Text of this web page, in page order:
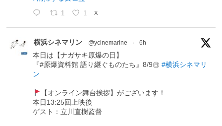
1 1 X
横浜シネマリン @ycinemarine · 6h
本日は【ナガサキ原爆の日】
『#原爆資料館 語り継ぐものたち』8/9㊐#横浜シネマリ
ン
【オンライン舞台挨拶】がございます！
本日13:25回上映後
ゲスト：立川直樹監督